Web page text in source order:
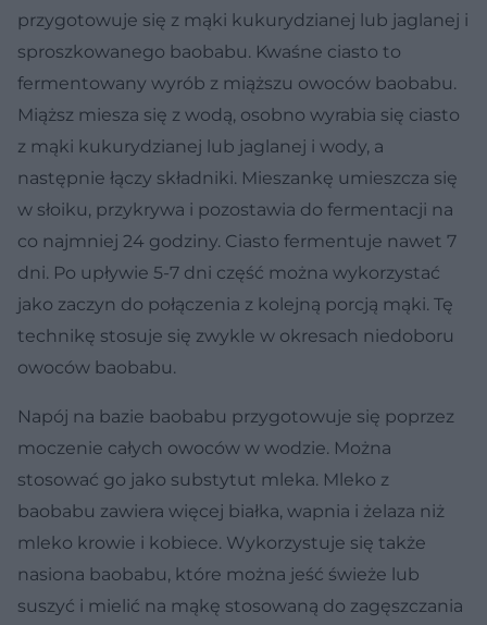
przygotowuje się z mąki kukurydzianej lub jaglanej i
sproszkowanego baobabu. Kwaśne ciasto to
fermentowany wyrób z miąższu owoców baobabu.
Miąższ miesza się z wodą, osobno wyrabia się ciasto
z mąki kukurydzianej lub jaglanej i wody, a
następnie łączy składniki. Mieszankę umieszcza się
w słoiku, przykrywa i pozostawia do fermentacji na
co najmniej 24 godziny. Ciasto fermentuje nawet 7
dni. Po upływie 5-7 dni część można wykorzystać
jako zaczyn do połączenia z kolejną porcją mąki. Tę
technikę stosuje się zwykle w okresach niedoboru
owoców baobabu.
Napój na bazie baobabu przygotowuje się poprzez
moczenie całych owoców w wodzie. Można
stosować go jako substytut mleka. Mleko z
baobabu zawiera więcej białka, wapnia i żelaza niż
mleko krowie i kobiece. Wykorzystuje się także
nasiona baobabu, które można jeść świeże lub
suszyć i mielić na mąkę stosowaną do zagęszczania